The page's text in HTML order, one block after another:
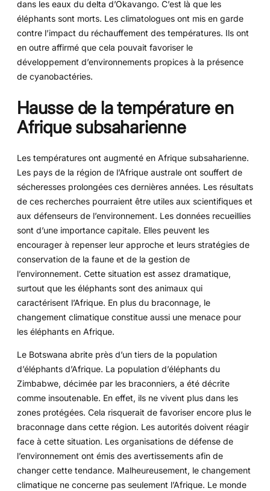
dans les eaux du delta d’Okavango. C’est là que les
éléphants sont morts. Les climatologues ont mis en garde
contre l’impact du réchauffement des températures. Ils ont
en outre affirmé que cela pouvait favoriser le
développement d’environnements propices à la présence
de cyanobactéries.
Hausse de la température en
Afrique subsaharienne
Les températures ont augmenté en Afrique subsaharienne.
Les pays de la région de l’Afrique australe ont souffert de
sécheresses prolongées ces dernières années. Les résultats
de ces recherches pourraient être utiles aux scientifiques et
aux défenseurs de l’environnement. Les données recueillies
sont d’une importance capitale. Elles peuvent les
encourager à repenser leur approche et leurs stratégies de
conservation de la faune et de la gestion de
l’environnement. Cette situation est assez dramatique,
surtout que les éléphants sont des animaux qui
caractérisent l’Afrique. En plus du braconnage, le
changement climatique constitue aussi une menace pour
les éléphants en Afrique.
Le Botswana abrite près d’un tiers de la population
d’éléphants d’Afrique. La population d’éléphants du
Zimbabwe, décimée par les braconniers, a été décrite
comme insoutenable. En effet, ils ne vivent plus dans les
zones protégées. Cela risquerait de favoriser encore plus le
braconnage dans cette région. Les autorités doivent réagir
face à cette situation. Les organisations de défense de
l’environnement ont émis des avertissements afin de
changer cette tendance. Malheureusement, le changement
climatique ne concerne pas seulement l’Afrique. Le monde